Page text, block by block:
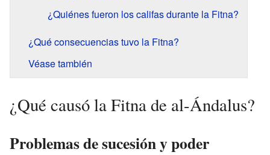
¿Quiénes fueron los califas durante la Fitna?
¿Qué consecuencias tuvo la Fitna?
Véase también
¿Qué causó la Fitna de al-Ándalus?
Problemas de sucesión y poder